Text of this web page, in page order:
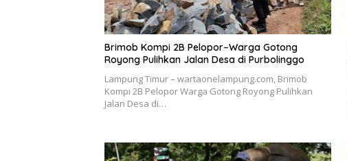
Brimob Kompi 2B Pelopor–Warga Gotong
Royong Pulihkan Jalan Desa di Purbolinggo
Lampung Timur – wartaonelampung.com, Brimob
Kompi 2B Pelopor Warga Gotong Royong Pulihkan
Jalan Desa di…